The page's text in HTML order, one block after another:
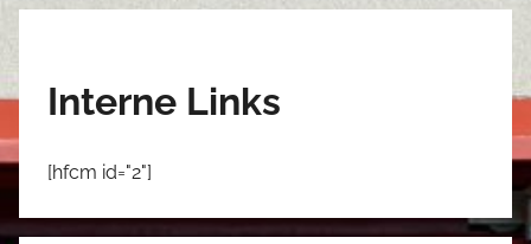
Interne Links
[hfcm id="2"]